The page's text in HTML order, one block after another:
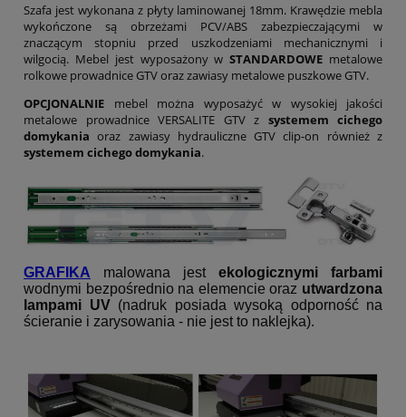
Szafa jest wykonana z płyty laminowanej 18mm. Krawędzie mebla
wykończone są obrzeżami PCV/ABS zabezpieczającymi w
znaczącym stopniu przed uszkodzeniami mechanicznymi i
wilgocią. Mebel jest wyposażony wSTANDARDOWE metalowe
rolkowe prowadnice GTV oraz zawiasy metalowe puszkowe GTV.
OPCJONALNIE mebel można wyposażyć w wysokiej jakości
metalowe prowadnice VERSALITE GTV z systemem cichego
domykania oraz zawiasy hydrauliczne GTV clip-on również z
systemem cichego domykania.
GRAFIKA malowana jest ekologicznymi farbami
wodnymi bezpośrednio na elemencie oraz utwardzona
lampami UV(nadruk posiada wysoką odporność na
ścieranie i zarysowania - nie jest to naklejka).